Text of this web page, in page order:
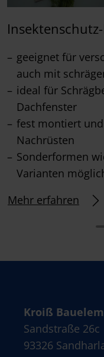
geeignet für
auch mit
ideal für
Dachfenster
fest montiert
Nachrüsten
Sonderformen
Varianten
Mehr erfahren
Kroiß
Sandstraße 26c
93326